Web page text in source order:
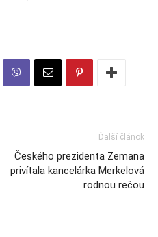
Ďalší článok
Českého prezidenta Zemana
privítala kancelárka Merkelová
rodnou rečou